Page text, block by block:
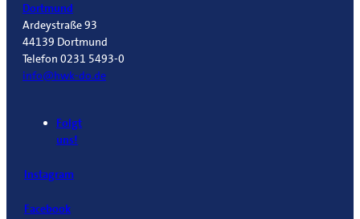
Dortmund
Ardeystraße 93
44139 Dortmund
Telefon 0231 5493-0
info@hwk-do.de
Folgt
uns!
Instagram
Facebook